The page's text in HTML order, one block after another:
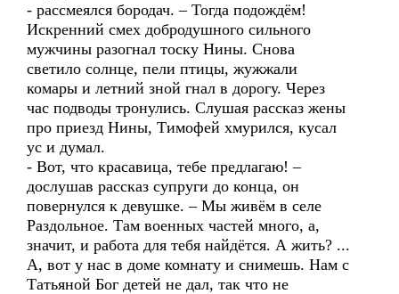
- рассмеялся бородач. – Тогда подождём!
Искренний смех добродушного сильного
мужчины разогнал тоску Нины. Снова
светило солнце, пели птицы, жужжали
комары и летний зной гнал в дорогу. Через
час подводы тронулись. Слушая рассказ жены
про приезд Нины, Тимофей хмурился, кусал
ус и думал.
- Вот, что красавица, тебе предлагаю! –
дослушав рассказ супруги до конца, он
повернулся к девушке. – Мы живём в селе
Раздольное. Там военных частей много, а,
значит, и работа для тебя найдётся. А жить? ...
А, вот у нас в доме комнату и снимешь. Нам с
Татьяной Бог детей не дал, так что не